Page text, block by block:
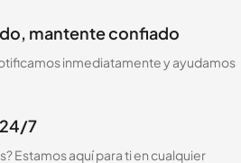
mantente confiado
inmediatamente y ayudamos
7
Estamos aquí para ti en cualquier